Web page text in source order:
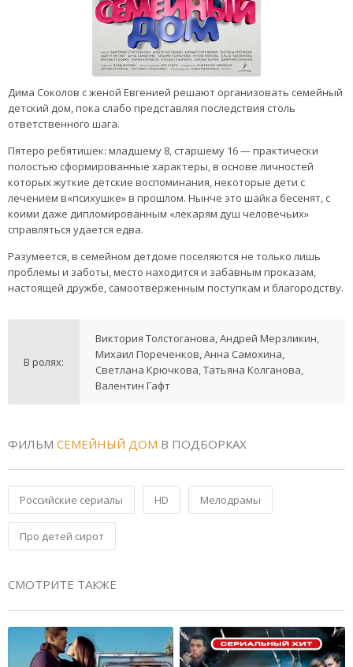
Дима Соколов с женой Евгенией решают организовать семейный
детский дом, пока слабо представляя последствия столь
ответственного шага.
Пятеро ребятишек: младшему 8, старшему 16 — практически
полостью сформированные характеры, в основе личностей
которых жуткие детские воспоминания, некоторые дети с
лечением в«психушке» в прошлом. Нынче это шайка бесенят, с
коими даже дипломированным «лекарям душ человечьих»
справляться удается едва.
Разумеется, в семейном детдоме поселяются не только лишь
проблемы и заботы, место находится и забавным проказам,
настоящей дружбе, самоотверженным поступкам и благородству.
В ролях:
Виктория Толстоганова, Андрей Мерзликин,
Михаил Пореченков, Анна Самохина,
Светлана Крючкова, Татьяна Колганова,
Валентин Гафт
ФИЛЬМ СЕМЕЙНЫЙ ДОМ В ПОДБОРКАХ
Российские сериалы HD Мелодрамы
Про детей сирот
СМОТРИТЕ ТАКЖЕ